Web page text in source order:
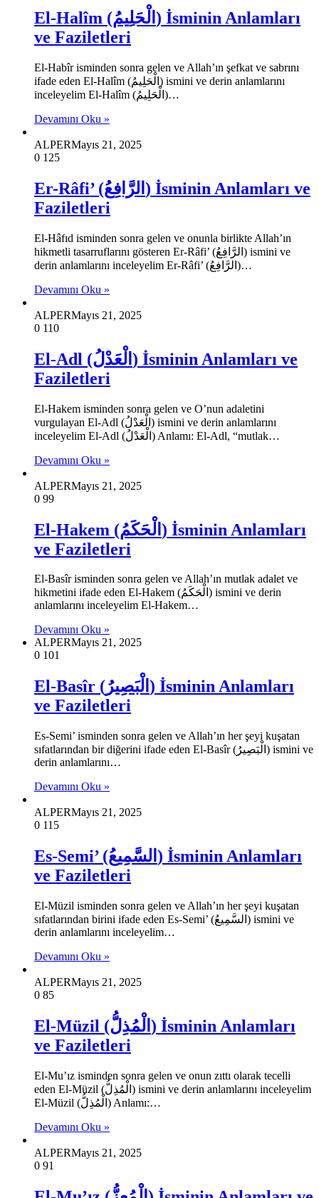
El-Halîm (الْحَلِيمُ) İsminin Anlamları
ve Faziletleri
El-Habîr isminden sonra gelen ve Allah’ın şefkat ve sabrını
ifade eden El-Halîm (الْحَلِيمُ) ismini ve derin anlamlarını
inceleyelim El-Halîm (الْحَلِيمُ)…
Devamını Oku »
ALPERMayıs 21, 2025
0 125
Er-Râfi’ (الرَّافِعُ) İsminin Anlamları ve
Faziletleri
El-Hâfıd isminden sonra gelen ve onunla birlikte Allah’ın
hikmetli tasarruflarını gösteren Er-Râfi’ (الرَّافِعُ) ismini ve
derin anlamlarını inceleyelim Er-Râfi’ (الرَّافِعُ)…
Devamını Oku »
ALPERMayıs 21, 2025
0 110
El-Adl (الْعَدْلُ) İsminin Anlamları ve
Faziletleri
El-Hakem isminden sonra gelen ve O’nun adaletini
vurgulayan El-Adl (الْعَدْلُ) ismini ve derin anlamlarını
inceleyelim El-Adl (الْعَدْلُ) Anlamı: El-Adl, “mutlak…
Devamını Oku »
ALPERMayıs 21, 2025
0 99
El-Hakem (الْحَكَمُ) İsminin Anlamları
ve Faziletleri
El-Basîr isminden sonra gelen ve Allah’ın mutlak adalet ve
hikmetini ifade eden El-Hakem (الْحَكَمُ) ismini ve derin
anlamlarını inceleyelim El-Hakem…
Devamını Oku »
ALPERMayıs 21, 2025
0 101
El-Basîr (الْبَصِيرُ) İsminin Anlamları
ve Faziletleri
Es-Semi’ isminden sonra gelen ve Allah’ın her şeyi kuşatan
sıfatlarından bir diğerini ifade eden El-Basîr (الْبَصِيرُ) ismini ve
derin anlamlarını…
Devamını Oku »
ALPERMayıs 21, 2025
0 115
Es-Semi’ (السَّمِيعُ) İsminin Anlamları
ve Faziletleri
El-Müzil isminden sonra gelen ve Allah’ın her şeyi kuşatan
sıfatlarından birini ifade eden Es-Semi’ (السَّمِيعُ) ismini ve
derin anlamlarını inceleyelim…
Devamını Oku »
ALPERMayıs 21, 2025
0 85
El-Müzil (الْمُذِلُّ) İsminin Anlamları
ve Faziletleri
El-Mu’ız isminden sonra gelen ve onun zıttı olarak tecelli
eden El-Müzil (الْمُذِلُّ) ismini ve derin anlamlarını inceleyelim
El-Müzil (الْمُذِلُّ) Anlamı:…
Devamını Oku »
ALPERMayıs 21, 2025
0 91